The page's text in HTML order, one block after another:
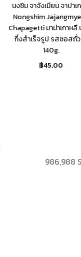
นงชิม จาจังเมียน จาปาเ
Nongshim
Chapagetti มาม่าเกาหลี
กึ่งสำเร็จรูป รสซอสถั่
140g.
฿45.00
986,988